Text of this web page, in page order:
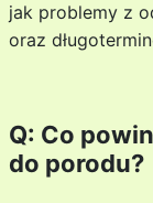
jak problemy z
oraz
Q: Co
do porodu?